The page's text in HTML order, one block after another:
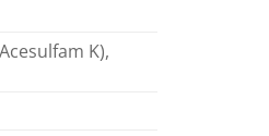
K),